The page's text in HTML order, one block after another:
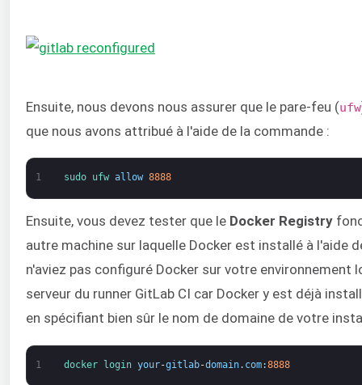
Ensuite, nous devons nous assurer que le pare-feu (ufw
que nous avons attribué à l'aide de la commande :
1 sudo ufw allow 8888
Ensuite, vous devez tester que le Docker Registry
autre machine sur laquelle Docker est installé à l'aide
n'aviez pas configuré Docker sur votre environnement
serveur du runner GitLab CI car Docker y est déjà
en spécifiant bien sûr le nom de domaine de votre
1 docker login your-gitlab-domain. com:8888